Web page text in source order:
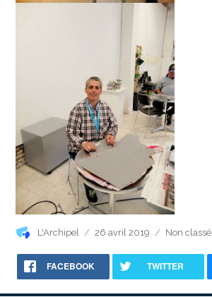
Auteur
L'Archipel
Publié
26 avril 2019 Catégories
Non classé
FACEBOOK TWITTER